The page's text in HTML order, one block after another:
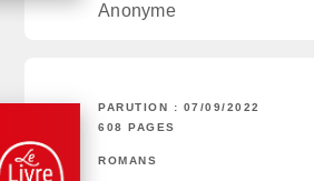
Anonyme
PARUTION : 07/09/2022
608 PAGES
ROMANS